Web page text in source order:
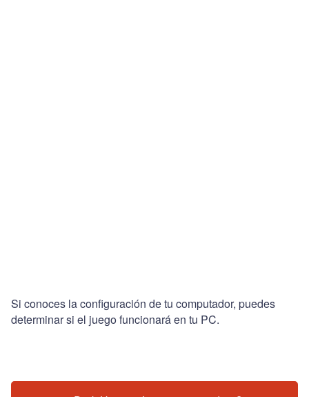
Si conoces la configuración de tu computador, puedes
determinar si el juego funcionará en tu PC.